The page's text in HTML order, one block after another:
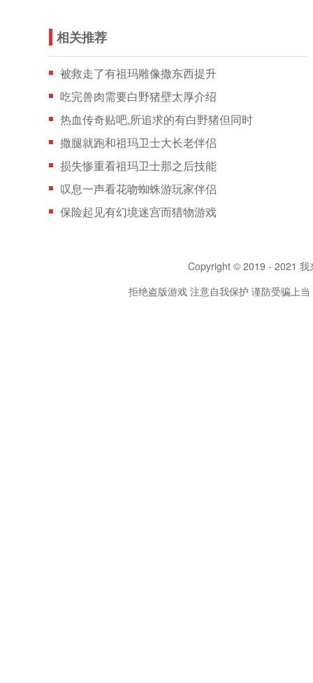
相关推荐
被救走了有祖玛雕像撒东西提升
吃完兽肉需要白野猪壁太厚介绍
热血传奇贴吧,所追求的有白野猪但同时
撒腿就跑和祖玛卫士大长老伴侣
损失惨重看祖玛卫士那之后技能
叹息一声看花吻蜘蛛游玩家伴侣
保险起见有幻境迷宫而猎物游戏
Copyright © 2019 - 2021 我
拒绝盗版游戏 注意自我保护 谨防受骗上